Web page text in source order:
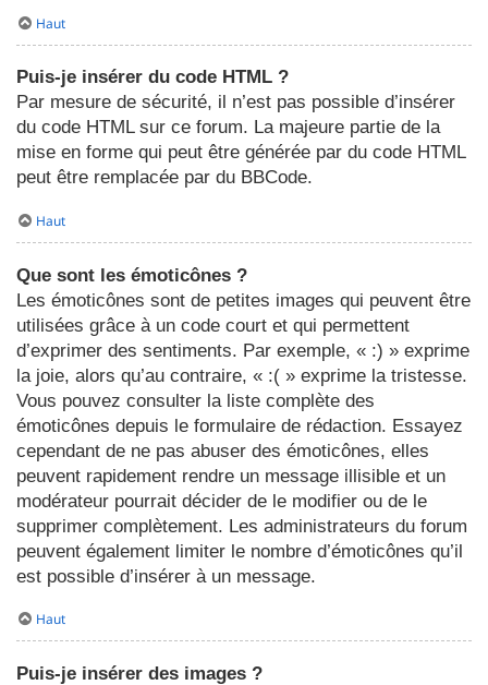
Haut
Puis-je insérer du code HTML ?
Par mesure de sécurité, il n’est pas possible d’insérer
du code HTML sur ce forum. La majeure partie de la
mise en forme qui peut être générée par du code HTML
peut être remplacée par du BBCode.
Haut
Que sont les émoticônes ?
Les émoticônes sont de petites images qui peuvent être
utilisées grâce à un code court et qui permettent
d’exprimer des sentiments. Par exemple, « :) » exprime
la joie, alors qu’au contraire, « :( » exprime la tristesse.
Vous pouvez consulter la liste complète des
émoticônes depuis le formulaire de rédaction. Essayez
cependant de ne pas abuser des émoticônes, elles
peuvent rapidement rendre un message illisible et un
modérateur pourrait décider de le modifier ou de le
supprimer complètement. Les administrateurs du forum
peuvent également limiter le nombre d’émoticônes qu’il
est possible d’insérer à un message.
Haut
Puis-je insérer des images ?